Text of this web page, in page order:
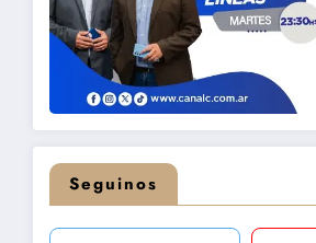
Seguinos